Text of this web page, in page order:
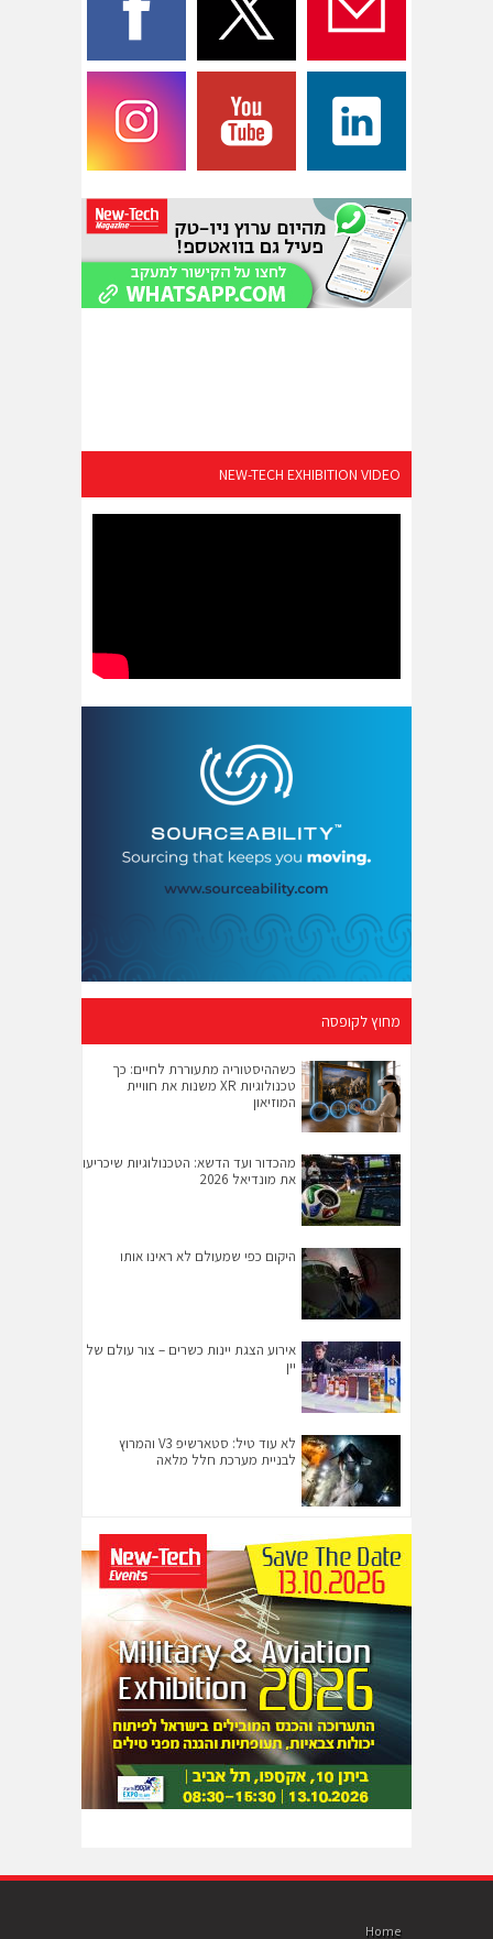
NEW-TECH EXHIBITION VIDEO
מחוץ לקופסה
כשההיסטוריה מתעוררת לחיים: כך
טכנולוגיות XR משנות את חוויית
המוזיאון
מהכדור ועד הדשא: הטכנולוגיות שיכריעו
את מונדיאל 2026
היקום כפי שמעולם לא ראינו אותו
אירוע הצגת יינות כשרים – צור עולם של
יין
לא עוד טיל: סטארשיפ V3 והמרוץ
לבניית מערכת חלל מלאה
Home